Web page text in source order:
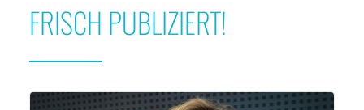
FRISCH PUBLIZIERT!